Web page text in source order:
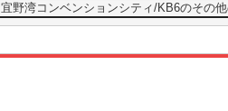
野湾コンベンションシティ/KB6のその